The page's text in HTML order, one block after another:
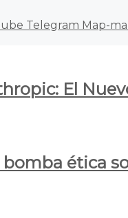
Telegram Map-
El
bomba ética